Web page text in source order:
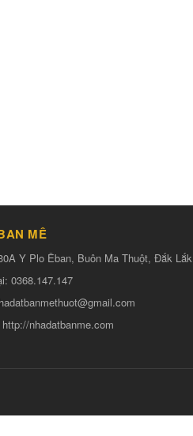
MÊ
Y Plo Êban, Buôn Ma Thuột, Đắk Lắk
0368.147.147
http://nhadatbanme.com